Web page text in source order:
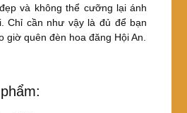
và không thể cưỡng lại ánh
Chỉ cần như vậy là đủ để bạn
giờ quên đèn hoa đăng Hội An.